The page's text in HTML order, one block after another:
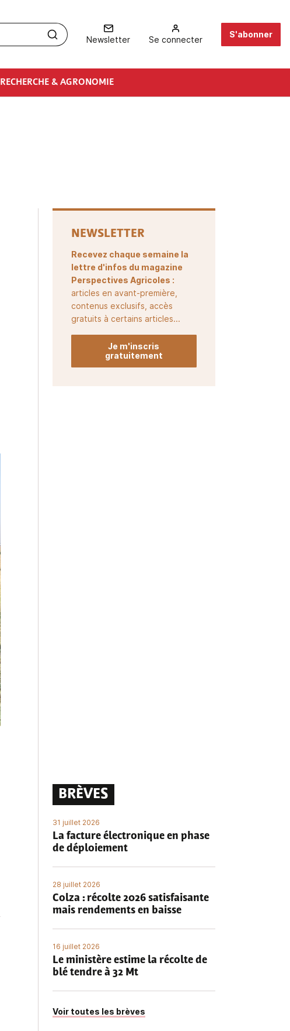
Newsletter Se connecter
S'abonner
RECHERCHE & AGRONOMIE
NEWSLETTER
Recevez chaque semaine la
lettre d'infos du magazine
Perspectives Agricoles :
articles en avant-première,
contenus exclusifs, accès
gratuits à certains articles...
Je m'inscris
gratuitement
BRÈVES
31 juillet 2026
La facture électronique en phase
de déploiement
28 juillet 2026
Colza : récolte 2026 satisfaisante
mais rendements en baisse
16 juillet 2026
Le ministère estime la récolte de
blé tendre à 32 Mt
Voir toutes les brèves